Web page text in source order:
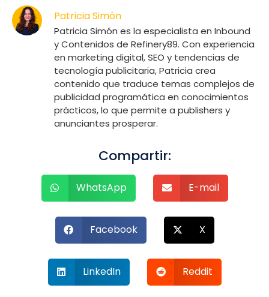
Patricia Simón
Patricia Simón es la especialista en Inbound
y Contenidos de Refinery89. Con experiencia
en marketing digital, SEO y tendencias de
tecnología publicitaria, Patricia crea
contenido que traduce temas complejos de
publicidad programática en conocimientos
prácticos, lo que permite a publishers y
anunciantes prosperar.
Compartir:
WhatsApp E-mail
Facebook X
LinkedIn Reddit